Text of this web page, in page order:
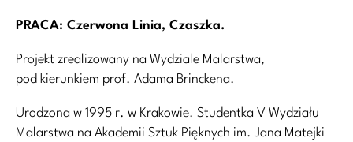
PRACA: Czerwona Linia, Czaszka.
Projekt zrealizowany na Wydziale Malarstwa,
pod kierunkiem prof. Adama Brinckena.
Urodzona w 1995 r. w Krakowie. Studentka V Wydziału
Malarstwa na Akademii Sztuk Pięknych im. Jana Matejki